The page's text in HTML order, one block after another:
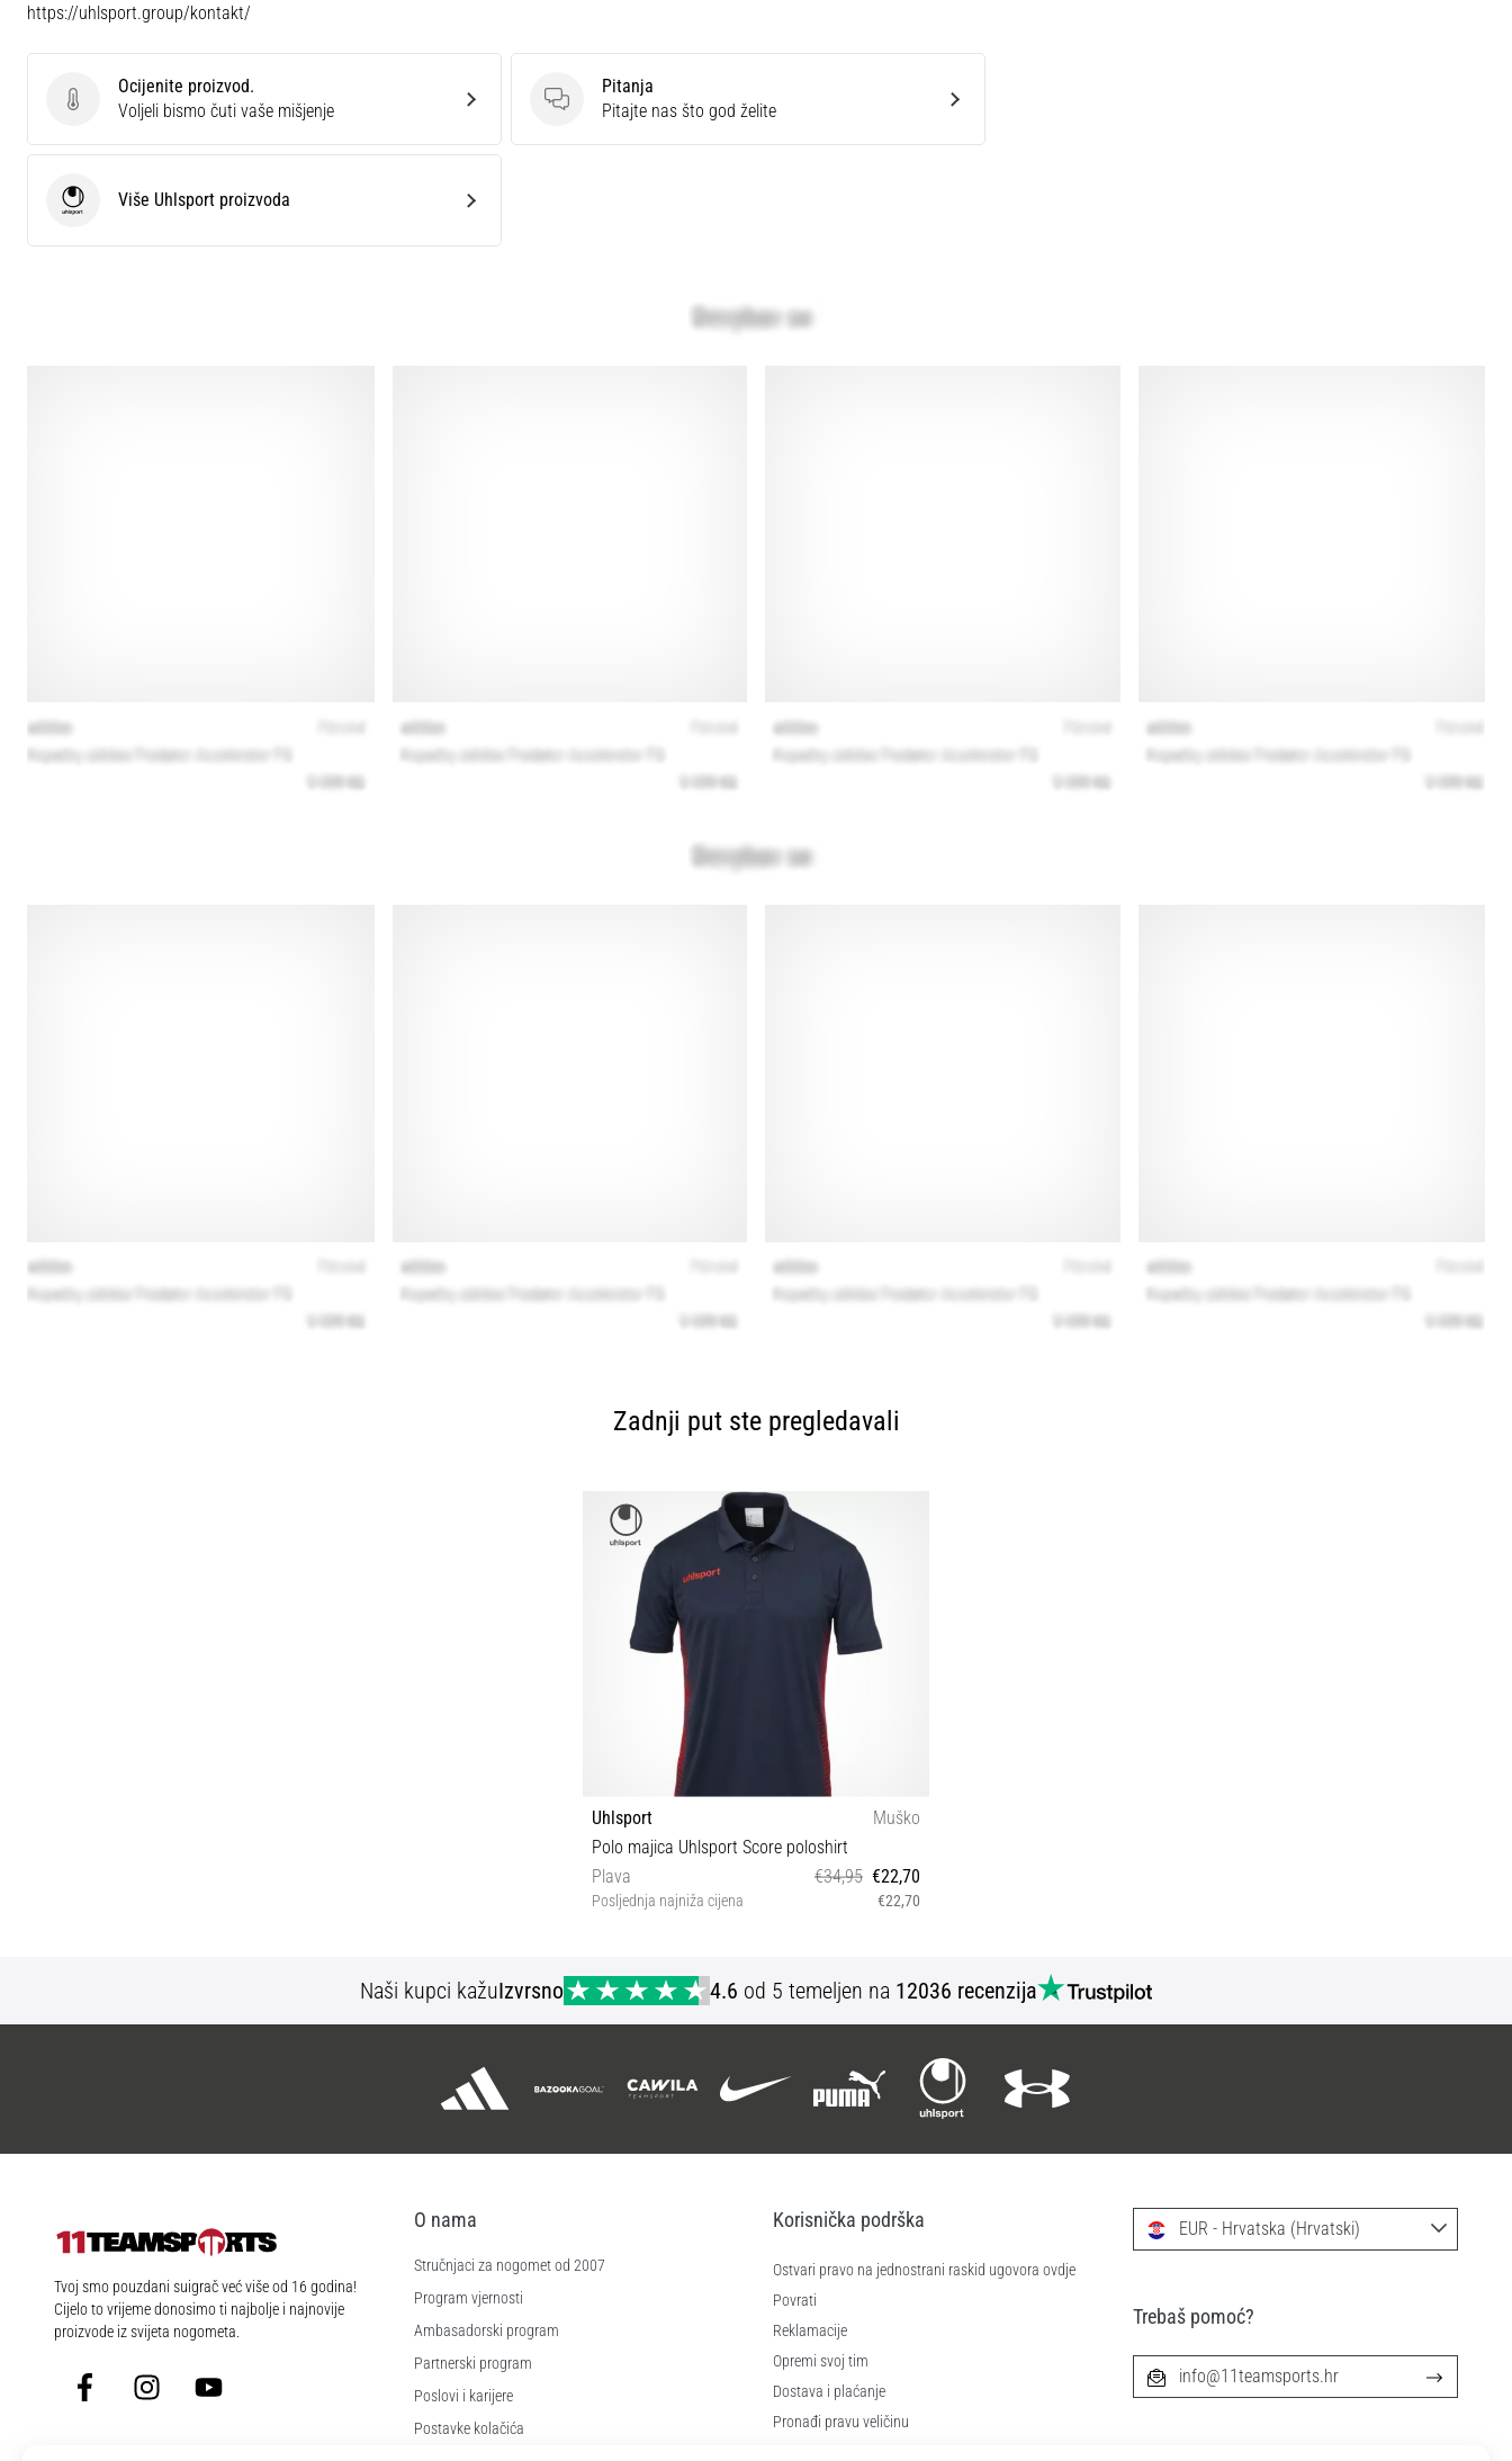
https://uhlsport.group/kontakt/
Ocijenite proizvod.
Ocijenite proizvod.
Voljeli bismo čuti vaše mišjenje
Pitanja
Pitanja
Pitajte nas što god želite
UhlsportViše Uhlsport proizvoda
Zadnji put ste pregledavali
Uhlsport
Muško
Polo majica Uhlsport Score poloshirt
Plava
€34,95 €22,70
Posljednja najniža cijena €22,70
Naši kupci kažuIzvrsno 4.6 od 5 temeljen na 12036 recenzija
11teamsports.hr
Tvoj smo pouzdani suigrač već više od 16 godina!
Cijelo to vrijeme donosimo ti najbolje i najnovije
proizvode iz svijeta nogometa.
FacebookInstagramYouTube
O nama
Stručnjaci za nogomet od 2007
Program vjernosti
Ambasadorski program
Partnerski program
Poslovi i karijere
Postavke kolačića
Korisnička podrška
Ostvari pravo na jednostrani raskid ugovora ovdje
Povrati
Reklamacije
Opremi svoj tim
Dostava i plaćanje
Pronađi pravu veličinu
EUR - Hrvatska (Hrvatski)
Trebaš pomoć?
info@11teamsports.hr